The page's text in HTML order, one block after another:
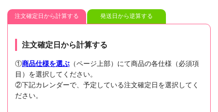
注文確定日から計算する 発送日から逆算する
注文確定日から計算する
①商品仕様を選ぶ （ページ上部）にて商品の各仕様（必須項
目）を選択してください。
②下記カレンダーで、予定している注文確定日を選択してく
ださい。